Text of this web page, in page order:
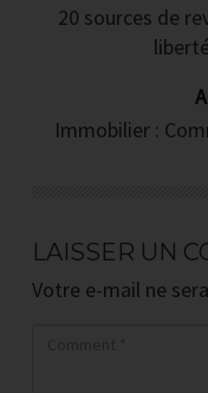
Les 3
tous
Quoi,
20 sources de
Immobilier :
LAISSER UN
Votre e-mail ne